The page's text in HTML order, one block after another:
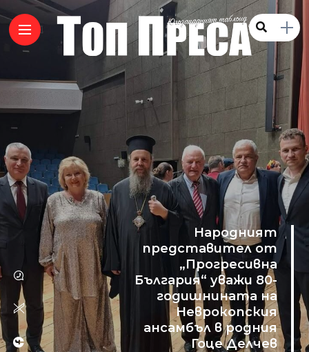
Народният
представител от
„Прогресивна
България“ уважи 80-
годишнината на
Неврокопския
ансамбъл в родния
Гоце Делчев